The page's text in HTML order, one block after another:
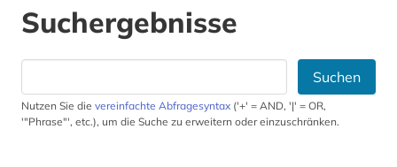
Suchergebnisse
Suchen
Nutzen Sie die vereinfachte Abfragesyntax ('+' = AND, '|' = OR,
'"Phrase"', etc.), um die Suche zu erweitern oder einzuschränken.